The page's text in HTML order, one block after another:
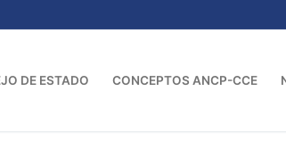
DE ESTADO CONCEPTOS ANCP-CCE